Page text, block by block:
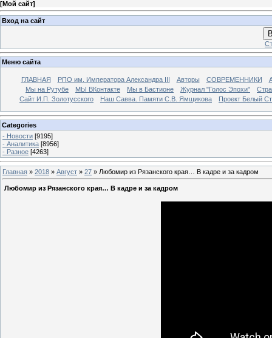
[Мой сайт]
Вход на сайт
Меню сайта
ГЛАВНАЯ РПО им. Императора Александра III Авторы СОВРЕМЕННИКИ
Мы на Рутубе
МЫ ВКонтакте Мы в Бастионе Журнал "Голос Эпохи"
Сайт И.П. Золотусского
Наш Савва. Памяти С.В. Ямщикова Проект Белый
Categories
- Новости [9195]
- Аналитика [8956]
- Разное [4263]
Главная » 2018 » Август » 27 » Любомир из Рязанского края… В кадре и за кадром
Любомир из Рязанского края… В кадре и за кадром